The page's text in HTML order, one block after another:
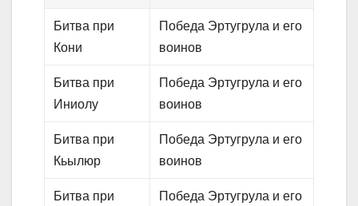
Битва при
Кони
Победа Эртугрула и его
воинов
Битва при
Иниолу
Победа Эртугрула и его
воинов
Битва при
Кьылюр
Победа Эртугрула и его
воинов
Битва при
Победа Эртугрула и его